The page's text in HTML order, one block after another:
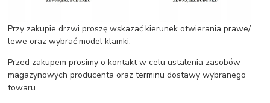
Przy zakupie drzwi proszę wskazać kierunek otwierania prawe/
lewe oraz wybrać model klamki.
Przed zakupem prosimy o kontakt w celu ustalenia zasobów
magazynowych producenta oraz terminu dostawy wybranego
towaru.